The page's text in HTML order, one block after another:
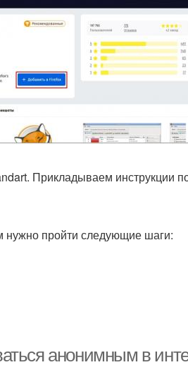
Прикладываем инструкции
нужно пройти следующие шаги:
анонимным в